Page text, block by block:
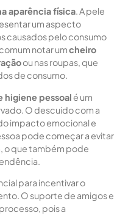
aparência física. A pele
um aspecto
causados pelo consumo
notar umcheiro
ou nas roupas, que
de consumo.
higiene pessoal é um
O descuido com a
impacto emocional e
pode começar a evitar
o que também pode
para incentivar o
O suporte de amigos e
pois a